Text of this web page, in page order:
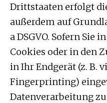
Drittstaaten erfolgt
außerdem auf
a DSGVO. Sofern Sie
Cookies oder in den
in Ihr Endgerät (z. B.
Fingerprinting)
Datenverarbeitung